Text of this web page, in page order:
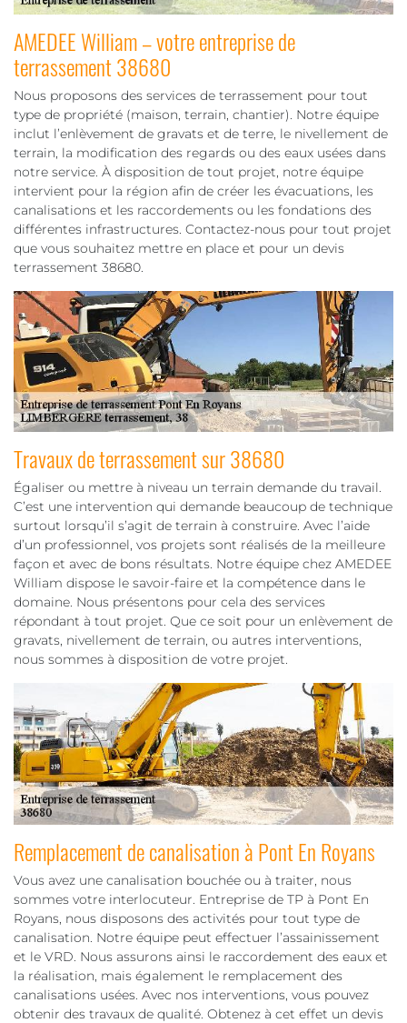
AMEDEE William – votre entreprise de
terrassement 38680
Nous proposons des services de terrassement pour tout
type de propriété (maison, terrain, chantier). Notre équipe
inclut l’enlèvement de gravats et de terre, le nivellement de
terrain, la modification des regards ou des eaux usées dans
notre service. À disposition de tout projet, notre équipe
intervient pour la région afin de créer les évacuations, les
canalisations et les raccordements ou les fondations des
différentes infrastructures. Contactez-nous pour tout projet
que vous souhaitez mettre en place et pour un devis
terrassement 38680.
Travaux de terrassement sur 38680
Égaliser ou mettre à niveau un terrain demande du travail.
C’est une intervention qui demande beaucoup de technique
surtout lorsqu’il s’agit de terrain à construire. Avec l’aide
d’un professionnel, vos projets sont réalisés de la meilleure
façon et avec de bons résultats. Notre équipe chez AMEDEE
William dispose le savoir-faire et la compétence dans le
domaine. Nous présentons pour cela des services
répondant à tout projet. Que ce soit pour un enlèvement de
gravats, nivellement de terrain, ou autres interventions,
nous sommes à disposition de votre projet.
Remplacement de canalisation à Pont En Royans
Vous avez une canalisation bouchée ou à traiter, nous
sommes votre interlocuteur. Entreprise de TP à Pont En
Royans, nous disposons des activités pour tout type de
canalisation. Notre équipe peut effectuer l’assainissement
et le VRD. Nous assurons ainsi le raccordement des eaux et
la réalisation, mais également le remplacement des
canalisations usées. Avec nos interventions, vous pouvez
obtenir des travaux de qualité. Obtenez à cet effet un devis